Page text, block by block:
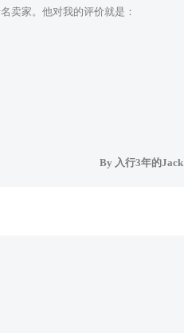
卖家。他对我的评价就是：
By 入行3年的Jack